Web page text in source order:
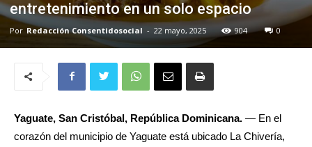
entretenimiento en un solo espacio
Por Redacción Consentidosocial - 22 mayo, 2025 904 0
Yaguate, San Cristóbal, República Dominicana. — En el
corazón del municipio de Yaguate está ubicado La Chivería,